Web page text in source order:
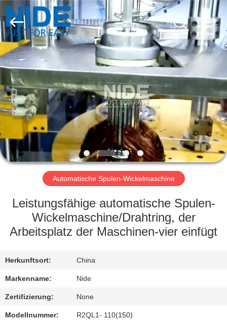
HAUS
PRODUKTE
ÜBER
UNS
QUALITÄTSKONTROLLE
TRETEN
MIT
IN
VERBINDUNG
NACHRICHTEN
Tech
Co.,
Ltd.
All
Rights
Reserved.
Automatische Spulen-Wickelmaschine
Leistungsfähige automatische Spulen-
Wickelmaschine/Drahtring, der
Arbeitsplatz der Maschinen-vier einfügt
Herkunftsort: China
Markenname: Nide
Zertifizierung: None
Modellnummer: R2QL1- 110(150)